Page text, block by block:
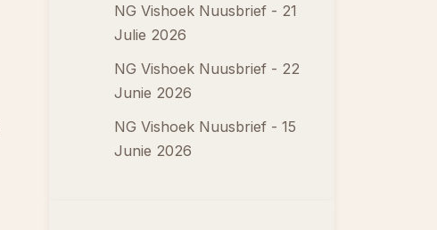
NG Vishoek Nuusbrief - 21
Julie 2026
NG Vishoek Nuusbrief - 22
Junie 2026
NG Vishoek Nuusbrief - 15
Junie 2026